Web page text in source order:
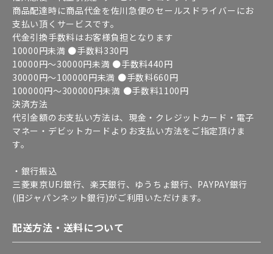
商品配達時に商品代金を佐川急便のセールスドライバーにお
支払い頂くサービスです。
代金引換手数料はお客様負担となります
10000円未満 ●手数料330円
10000円～30000円未満 ●手数料440円
30000円～100000円未満 ●手数料660円
100000円～300000円未満 ●手数料1100円
決済方法
代引金額のお支払い方法は、現金・クレジットカード・電子
マネー・デビットカードよりお支払い方法をご指定頂けま
す。
・銀行振込
三菱東京UFJ銀行、楽天銀行、ゆうちょ銀行、PAYPAY銀行
(旧ジャパンネット銀行)がご利用いただけます。
配送方法・送料について